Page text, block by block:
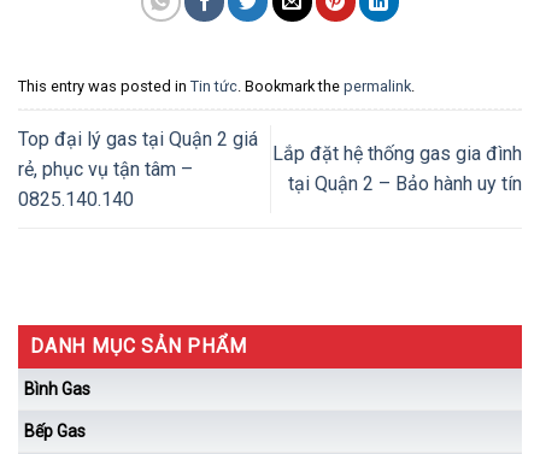
This entry was posted in Tin tức. Bookmark the permalink.
Top đại lý gas tại Quận 2 giá
rẻ, phục vụ tận tâm –
0825.140.140
Lắp đặt hệ thống gas gia đình
tại Quận 2 – Bảo hành uy tín
DANH MỤC SẢN PHẨM
Bình Gas
Bếp Gas